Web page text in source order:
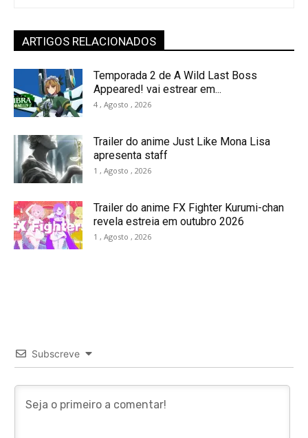
ARTIGOS RELACIONADOS
Temporada 2 de A Wild Last Boss
Appeared! vai estrear em...
4 , Agosto , 2026
Trailer do anime Just Like Mona Lisa
apresenta staff
1 , Agosto , 2026
Trailer do anime FX Fighter Kurumi-chan
revela estreia em outubro 2026
1 , Agosto , 2026
Subscreve